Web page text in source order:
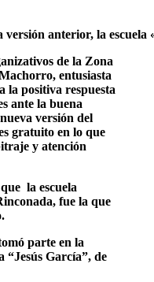
anterior, la escuela
de la Zona
entusiasta
la positiva respuesta
ante la buena
versión del
gratuito en lo que
y atención
la escuela
fue la que
parte en la
“Jesús García”, de